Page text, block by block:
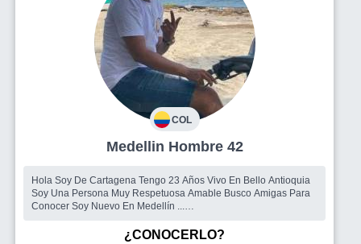
COL
Medellin Hombre 42
Hola Soy De Cartagena Tengo 23 Años Vivo En Bello Antioquia
Soy Una Persona Muy Respetuosa Amable Busco Amigas Para
Conocer Soy Nuevo En Medellín ...
¿CONOCERLO?